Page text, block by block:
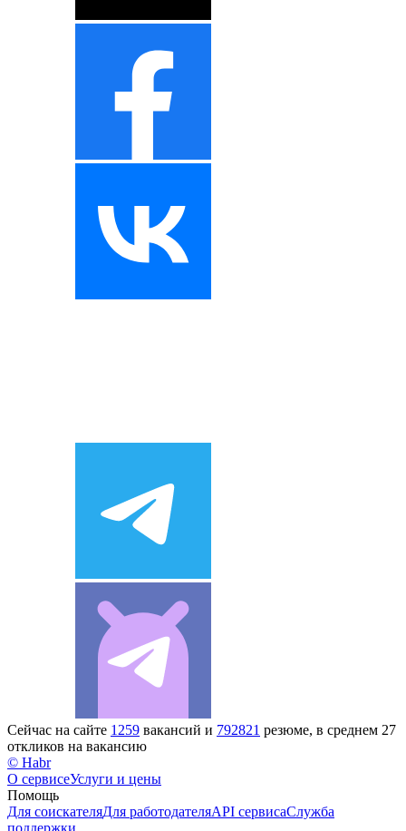
Сейчас на сайте 1259 вакансий и 792821 резюме, в среднем 27
откликов на вакансию
© Habr
О сервисеУслуги и цены
Помощь
Для соискателяДля работодателяAPI сервисаСлужба
поддержки